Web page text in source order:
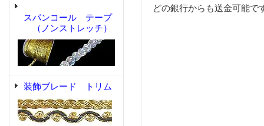
スパンコール テープ
（ノンストレッチ）
装飾ブレード トリム
どの銀行からも送金可能で